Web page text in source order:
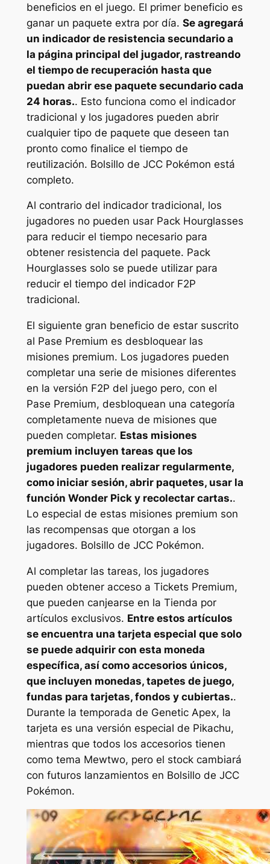
beneficios en el juego. El primer beneficio es
ganar un paquete extra por día. Se agregará
un indicador de resistencia secundario a
la página principal del jugador, rastreando
el tiempo de recuperación hasta que
puedan abrir ese paquete secundario cada
24 horas.. Esto funciona como el indicador
tradicional y los jugadores pueden abrir
cualquier tipo de paquete que deseen tan
pronto como finalice el tiempo de
reutilización. Bolsillo de JCC Pokémon está
completo.
Al contrario del indicador tradicional, los
jugadores no pueden usar Pack Hourglasses
para reducir el tiempo necesario para
obtener resistencia del paquete. Pack
Hourglasses solo se puede utilizar para
reducir el tiempo del indicador F2P
tradicional.
El siguiente gran beneficio de estar suscrito
al Pase Premium es desbloquear las
misiones premium. Los jugadores pueden
completar una serie de misiones diferentes
en la versión F2P del juego pero, con el
Pase Premium, desbloquean una categoría
completamente nueva de misiones que
pueden completar. Estas misiones
premium incluyen tareas que los
jugadores pueden realizar regularmente,
como iniciar sesión, abrir paquetes, usar la
función Wonder Pick y recolectar cartas..
Lo especial de estas misiones premium son
las recompensas que otorgan a los
jugadores. Bolsillo de JCC Pokémon.
Al completar las tareas, los jugadores
pueden obtener acceso a Tickets Premium,
que pueden canjearse en la Tienda por
artículos exclusivos. Entre estos artículos
se encuentra una tarjeta especial que solo
se puede adquirir con esta moneda
específica, así como accesorios únicos,
que incluyen monedas, tapetes de juego,
fundas para tarjetas, fondos y cubiertas..
Durante la temporada de Genetic Apex, la
tarjeta es una versión especial de Pikachu,
mientras que todos los accesorios tienen
como tema Mewtwo, pero el stock cambiará
con futuros lanzamientos en Bolsillo de JCC
Pokémon.